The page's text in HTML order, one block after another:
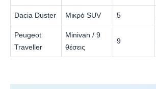
Dacia Duster Μικρό SUV 5
Peugeot
Traveller
Minivan / 9
θέσεις
9